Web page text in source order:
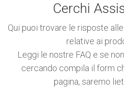
Cerchi
Qui puoi trovare le risposte
relative ai
Leggi le nostre FAQ e se
cercando compila il form
pagina, saremo